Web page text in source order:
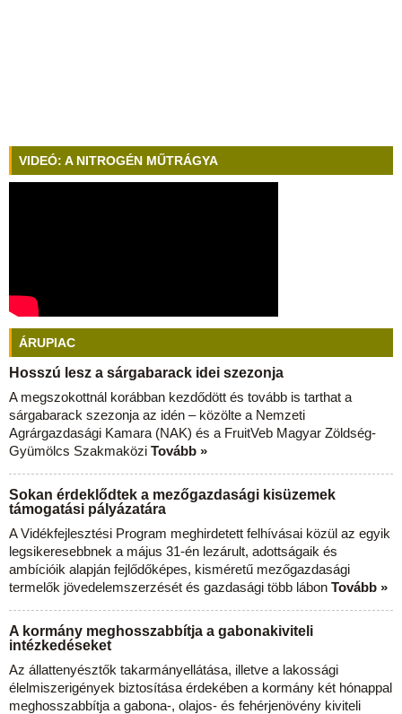
VIDEÓ: A NITROGÉN MŰTRÁGYA
ÁRUPIAC
Hosszú lesz a sárgabarack idei szezonja
A megszokottnál korábban kezdődött és tovább is tarthat a
sárgabarack szezonja az idén – közölte a Nemzeti
Agrárgazdasági Kamara (NAK) és a FruitVeb Magyar Zöldség-
Gyümölcs Szakmaközi Tovább »
Sokan érdeklődtek a mezőgazdasági kisüzemek
támogatási pályázatára
A Vidékfejlesztési Program meghirdetett felhívásai közül az egyik
legsikeresebbnek a május 31-én lezárult, adottságaik és
ambícióik alapján fejlődőképes, kisméretű mezőgazdasági
termelők jövedelemszerzését és gazdasági több lábon Tovább »
A kormány meghosszabbítja a gabonakiviteli
intézkedéseket
Az állattenyésztők takarmányellátása, illetve a lakossági
élelmiszerigények biztosítása érdekében a kormány két hónappal
meghosszabbítja a gabona-, olajos- és fehérjenövény kiviteli